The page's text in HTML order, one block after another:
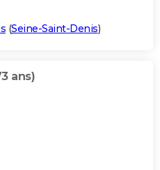
(Seine-Saint-Denis)
ans)